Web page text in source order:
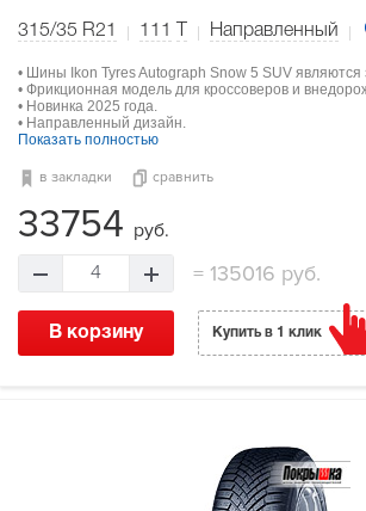
315/35 R21 111 Направленный
• Шины Ikon Tyres Autograph Snow 5 SUV
• Фрикционная модель для кроссоверов и
• Новинка 2025 года.
• Направленный дизайн.
Показать полностью
в закладки сравнить
33754 руб.
4 = 135016 руб.
В корзину Купить в 1 клик